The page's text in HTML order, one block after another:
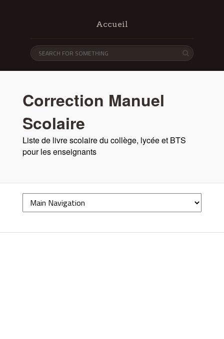
Accueil
Correction Manuel
Scolaire
Liste de livre scolaire du collège, lycée et BTS
pour les enseignants